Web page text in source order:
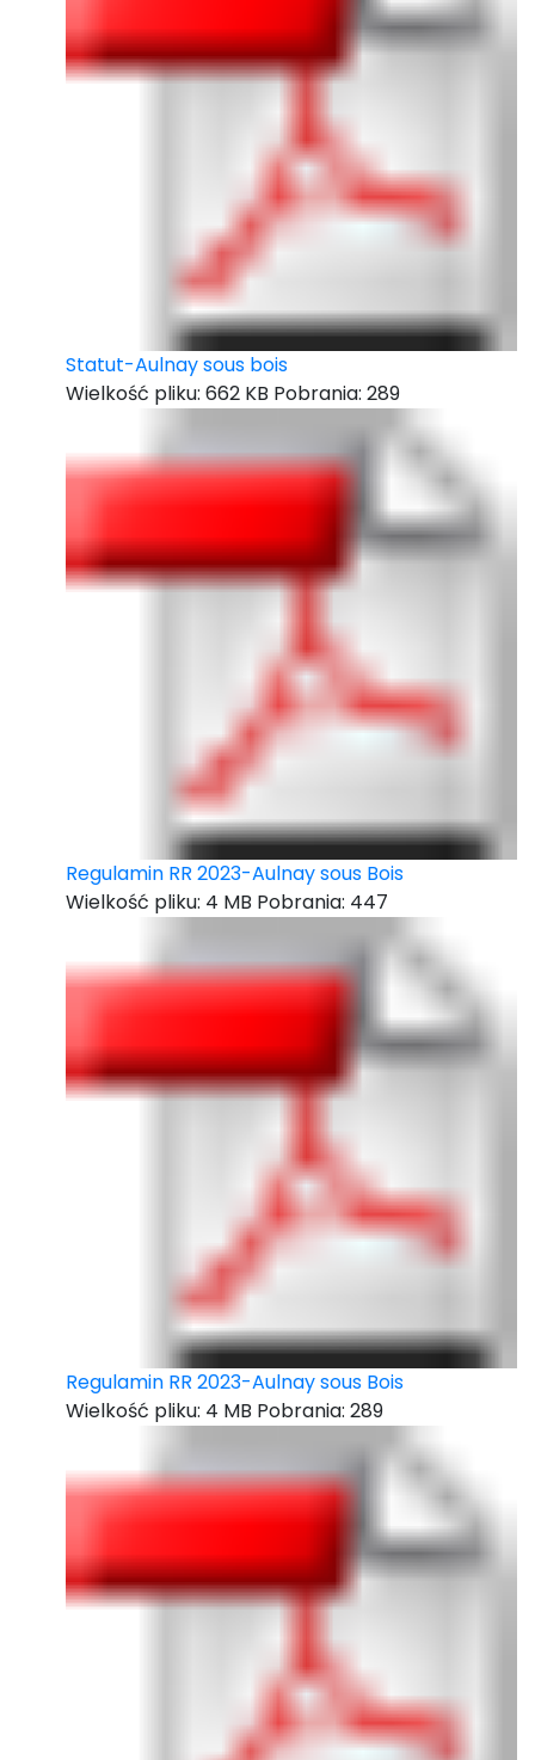
Statut-Aulnay sous bois
Wielkość pliku: 662 KB Pobrania: 289
Regulamin RR 2023-Aulnay sous Bois
Wielkość pliku: 4 MB Pobrania: 447
Regulamin RR 2023-Aulnay sous Bois
Wielkość pliku: 4 MB Pobrania: 289